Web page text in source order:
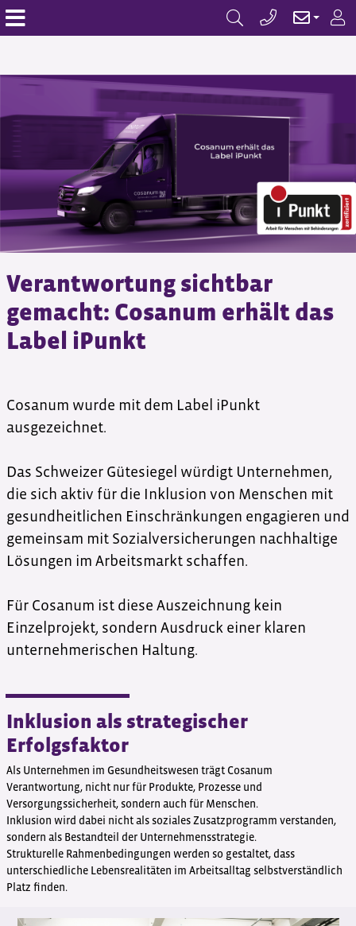
Verantwortung sichtbar
gemacht: Cosanum erhält das
Label iPunkt
Cosanum wurde mit dem Label iPunkt
ausgezeichnet.
Das Schweizer Gütesiegel würdigt Unternehmen,
die sich aktiv für die Inklusion von Menschen mit
gesundheitlichen Einschränkungen engagieren und
gemeinsam mit Sozialversicherungen nachhaltige
Lösungen im Arbeitsmarkt schaffen.
Für Cosanum ist diese Auszeichnung kein
Einzelprojekt, sondern Ausdruck einer klaren
unternehmerischen Haltung.
Inklusion als strategischer
Erfolgsfaktor
Als Unternehmen im Gesundheitswesen trägt Cosanum
Verantwortung, nicht nur für Produkte, Prozesse und
Versorgungssicherheit, sondern auch für Menschen.
Inklusion wird dabei nicht als soziales Zusatzprogramm verstanden,
sondern als Bestandteil der Unternehmensstrategie.
Strukturelle Rahmenbedingungen werden so gestaltet, dass
unterschiedliche Lebensrealitäten im Arbeitsalltag selbstverständlich
Platz finden.